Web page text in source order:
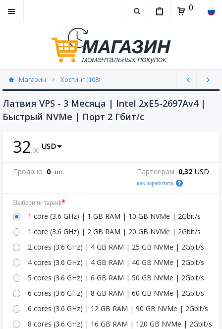
0
Магазин Хостинг (108)
Латвия VPS - 3 Месяца | Intel 2xE5-2697Av4 |
Быстрый NVMe | Порт 2 Гбит/с
32.00 USD
Продано 0 шт. Партнерам 0,32 USD
как заработать
Выберите тариф*
1 core (3.6 GHz) | 1 GB RAM | 10 GB NVMe | 2Gbit/s
1 core (3.6 GHz) | 2 GB RAM | 20 GB NVMe | 2Gbit/s
2 cores (3.6 GHz) | 4 GB RAM | 25 GB NVMe | 2Gbit/s
4 cores (3.6 GHz) | 4 GB RAM | 40 GB NVMe | 2Gbit/s
5 cores (3.6 GHz) | 6 GB RAM | 50 GB NVMe | 2Gbit/s
6 cores (3.6 GHz) | 8 GB RAM | 60 GB NVMe | 2Gbit/s
6 cores (3.6 GHz) | 12 GB RAM | 90 GB NVMe | 2Gbit/s
8 cores (3.6 GHz) | 16 GB RAM | 120 GB NVMe | 2Gbit/s